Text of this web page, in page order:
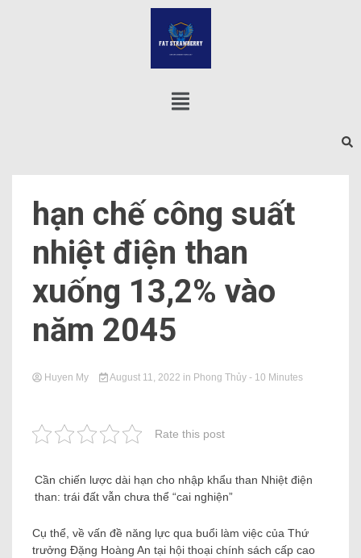
hạn chế công suất
nhiệt điện than
xuống 13,2% vào
năm 2045
Huyen My August 11, 2022 in Phong Thủy - 10 Minutes
Rate this post
Cần chiến lược dài hạn cho nhập khẩu than Nhiệt điện
than: trái đất vẫn chưa thể “cai nghiện”
Cụ thể, về vấn đề năng lực qua buổi làm việc của Thứ
trưởng Đặng Hoàng An tại hội thoại chính sách cấp cao